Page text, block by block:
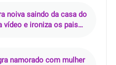
noiva saindo da casa do
vídeo e ironiza os pais
namorado com mulher